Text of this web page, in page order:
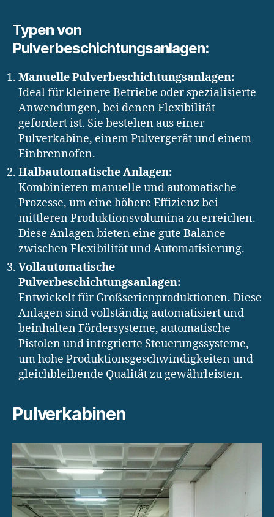
Typen von
Pulverbeschichtungsanlagen:
Manuelle Pulverbeschichtungsanlagen:
Ideal für kleinere Betriebe oder spezialisierte
Anwendungen, bei denen Flexibilität
gefordert ist. Sie bestehen aus einer
Pulverkabine, einem Pulvergerät und einem
Einbrennofen.
Halbautomatische Anlagen:
Kombinieren manuelle und automatische
Prozesse, um eine höhere Effizienz bei
mittleren Produktionsvolumina zu erreichen.
Diese Anlagen bieten eine gute Balance
zwischen Flexibilität und Automatisierung.
Vollautomatische
Pulverbeschichtungsanlagen:
Entwickelt für Großserienproduktionen. Diese
Anlagen sind vollständig automatisiert und
beinhalten Fördersysteme, automatische
Pistolen und integrierte Steuerungssysteme,
um hohe Produktionsgeschwindigkeiten und
gleichbleibende Qualität zu gewährleisten.
Pulverkabinen